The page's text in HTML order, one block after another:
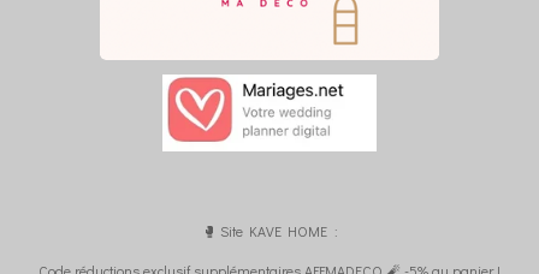
🥊 Site KAVE HOME :